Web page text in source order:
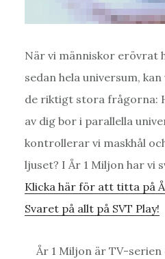
När vi människor erövrat
sedan hela universum,
de riktigt stora frågorna:
av dig bor i parallella
kontrollerar vi maskhål
ljuset? I År 1 Miljon har vi
Klicka här för att titta på
Svaret på allt på SVT Play!
År 1 Miljon är TV-